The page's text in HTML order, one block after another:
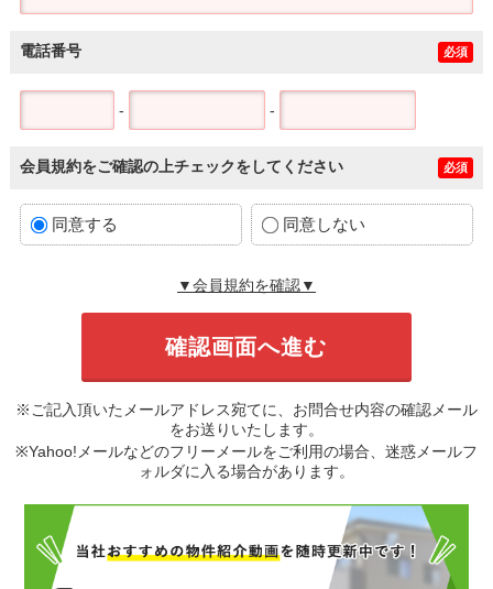
電話番号 必須
- -
会員規約をご確認の上チェックをしてください 必須
同意する 同意しない
▼会員規約を確認▼
※ご記入頂いたメールアドレス宛てに、お問合せ内容の確認メール
をお送りいたします。
※Yahoo!メールなどのフリーメールをご利用の場合、迷惑メールフ
ォルダに入る場合があります。